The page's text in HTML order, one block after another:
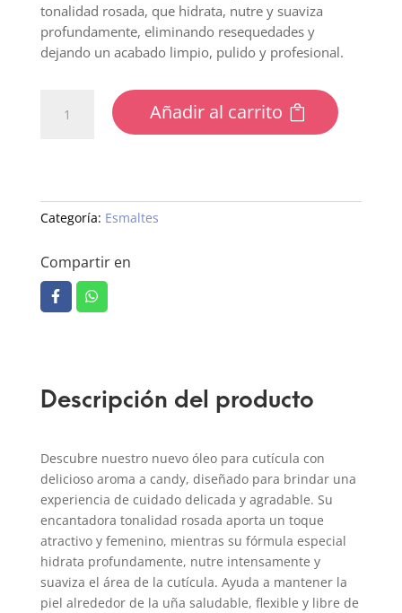
tonalidad rosada, que hidrata, nutre y suaviza
profundamente, eliminando resequedades y
dejando un acabado limpio, pulido y profesional.
Nutritivo
Añadir al carrito
Categoría: Esmaltes
Compartir en
Descripción del producto
Descubre nuestro nuevo óleo para cutícula con
delicioso aroma a candy, diseñado para brindar una
experiencia de cuidado delicada y agradable. Su
encantadora tonalidad rosada aporta un toque
atractivo y femenino, mientras su fórmula especial
hidrata profundamente, nutre intensamente y
suaviza el área de la cutícula. Ayuda a mantener la
piel alrededor de la uña saludable, flexible y libre de